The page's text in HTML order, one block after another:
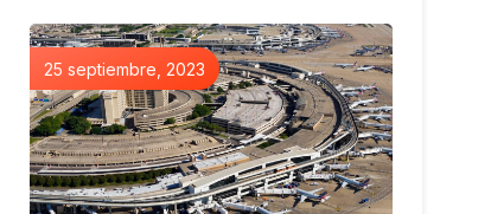
25 septiembre, 2023